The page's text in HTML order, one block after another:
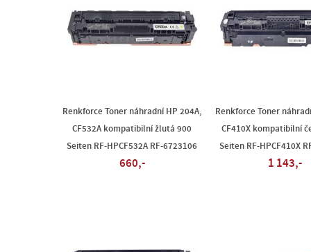
Renkforce Toner náhradní HP 204A,
CF532A kompatibilní žlutá 900
Seiten RF-HPCF532A RF-6723106
660,-
Renkforce Toner
CF410X kompatibilní
Seiten RF-HPCF410X
1 143,-